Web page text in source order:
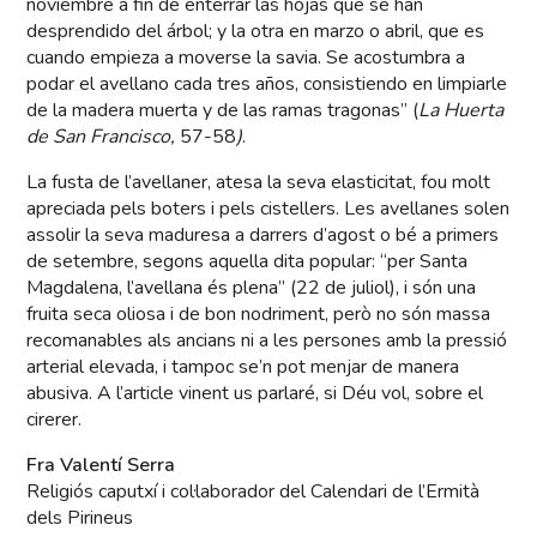
desprendido del árbol; y la otra en marzo o abril, que es
cuando empieza a moverse la savia. Se acostumbra a
podar el avellano cada tres años, consistiendo en limpiarle
de la madera muerta y de las ramas tragonas” (La Huerta
de San Francisco, 57-58).
La fusta de l’avellaner, atesa la seva elasticitat, fou molt
apreciada pels boters i pels cistellers. Les avellanes solen
assolir la seva maduresa a darrers d’agost o bé a primers
de setembre, segons aquella dita popular: “per Santa
Magdalena, l’avellana és plena” (22 de juliol), i són una
fruita seca oliosa i de bon nodriment, però no són massa
recomanables als ancians ni a les persones amb la pressió
arterial elevada, i tampoc se’n pot menjar de manera
abusiva. A l’article vinent us parlaré, si Déu vol, sobre el
cirerer.
Fra Valentí Serra
Religiós caputxí i col·laborador del Calendari de l’Ermità
dels Pirineus